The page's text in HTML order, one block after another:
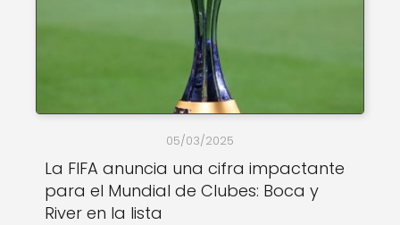
05/03/2025
La FIFA anuncia una cifra impactante
para el Mundial de Clubes: Boca y
River en la lista